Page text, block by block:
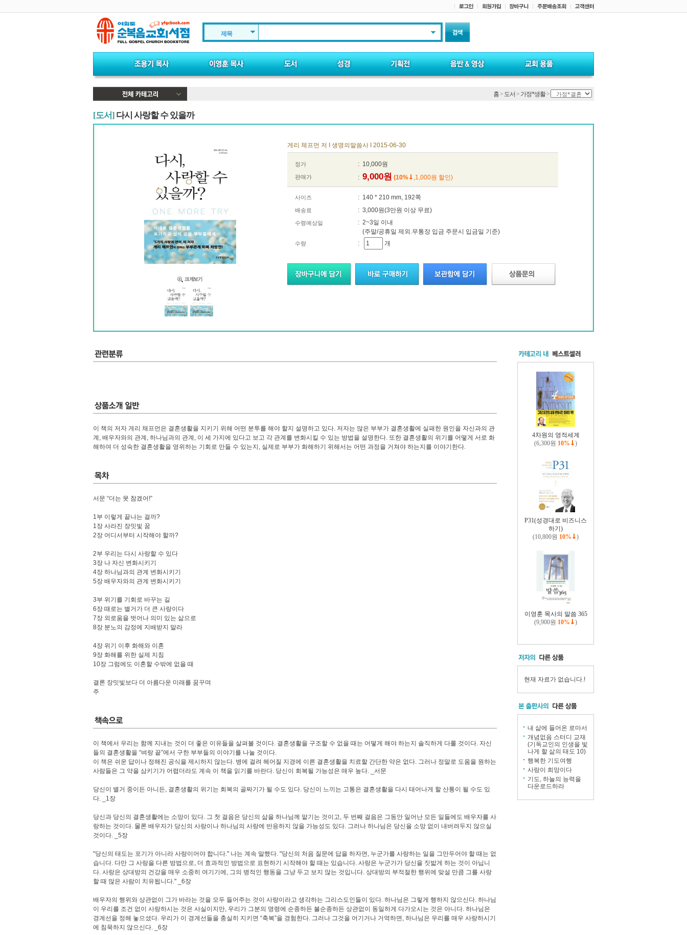
제목
홈> 도서 > 가정*생활>
[도서] 다시 사랑할 수 있을까
게리 체프먼 저 I 생명의말씀사 I 2015-06-30
정가 : 10,000원
판매가 : 9,000원 (10% ,1,000원 할인)
사이즈 : 140 * 210 mm, 192쪽
배송료 : 3,000원(3만원 이상 무료)
수령예상일
: 2~3일 이내
(주말/공휴일 제외.무통장 입금 주문시 입금일 기준)
수량 : 개
이 책의 저자 게리 채프먼은 결혼생활을 지키기 위해 어떤 분투를 해야 할지 설명하고 있다. 저자는 많은 부부가 결혼생활에 실패한 원인을 자신과의 관
계, 배우자와의 관계, 하나님과의 관계, 이 세 가지에 있다고 보고 각 관계를 변화시킬 수 있는 방법을 설명한다. 또한 결혼생활의 위기를 어떻게 서로 화
해하여 더 성숙한 결혼생활을 영위하는 기회로 만들 수 있는지, 실제로 부부가 화해하기 위해서는 어떤 과정을 거쳐야 하는지를 이야기한다.
서문 “더는 못 참겠어!”
1부 이렇게 끝나는 걸까?
1장 사라진 장밋빛 꿈
2장 어디서부터 시작해야 할까?
2부 우리는 다시 사랑할 수 있다
3장 나 자신 변화시키기
4장 하나님과의 관계 변화시키기
5장 배우자와의 관계 변화시키기
3부 위기를 기회로 바꾸는 길
6장 때로는 별거가 더 큰 사랑이다
7장 외로움을 벗어나 의미 있는 삶으로
8장 분노의 감정에 지배받지 말라
4장 위기 이후 화해와 이혼
9장 화해를 위한 실제 지침
10장 그럼에도 이혼할 수밖에 없을 때
결론 장밋빛보다 더 아름다운 미래를 꿈꾸며
주
이 책에서 우리는 함께 지내는 것이 더 좋은 이유들을 살펴볼 것이다. 결혼생활을 구조할 수 없을 때는 어떻게 해야 하는지 솔직하게 다룰 것이다. 자신
들의 결혼생활을 “벼랑 끝”에서 구한 부부들의 이야기를 나눌 것이다.
이 책은 쉬운 답이나 정해진 공식을 제시하지 않는다. 병에 걸려 헤어질 지경에 이른 결혼생활을 치료할 간단한 약은 없다. 그러나 정말로 도움을 원하는
사람들은 그 약을 삼키기가 어렵더라도 계속 이 책을 읽기를 바란다. 당신이 회복될 가능성은 매우 높다. _서문
당신이 별거 중이든 아니든, 결혼생활의 위기는 회복의 골짜기가 될 수도 있다. 당신이 느끼는 고통은 결혼생활을 다시 태어나게 할 산통이 될 수도 있
다. _1장
당신과 당신의 결혼생활에는 소망이 있다. 그 첫 걸음은 당신의 삶을 하나님께 맡기는 것이고, 두 번째 걸음은 그동안 일어난 모든 일들에도 배우자를 사
랑하는 것이다. 물론 배우자가 당신의 사랑이나 하나님의 사랑에 반응하지 않을 가능성도 있다. 그러나 하나님은 당신을 소망 없이 내버려두지 않으실
것이다. _5장
"당신의 태도는 포기가 아니라 사랑이어야 합니다." 나는 계속 말했다. "당신의 처음 질문에 답을 하자면, 누군가를 사랑하는 일을 그만두어야 할 때는 없
습니다. 다만 그 사랑을 다른 방법으로, 더 효과적인 방법으로 표현하기 시작해야 할 때는 있습니다. 사랑은 누군가가 당신을 짓밟게 하는 것이 아닙니
다. 사랑은 상대방의 건강을 매우 소중히 여기기에, 그의 병적인 행동을 그냥 두고 보지 않는 것입니다. 상대방의 부적절한 행위에 맞설 만큼 그를 사랑
할 때 많은 사람이 치유됩니다." _6장
배우자의 행위와 상관없이 그가 바라는 것을 모두 들어주는 것이 사랑이라고 생각하는 그리스도인들이 있다. 하나님은 그렇게 행하지 않으신다. 하나님
이 우리를 조건 없이 사랑하시는 것은 사실이지만, 우리가 그분의 명령에 순종하든 불순종하든 상관없이 동일하게 다가오시는 것은 아니다. 하나님은
경계선을 정해 놓으셨다. 우리가 이 경계선들을 충실히 지키면 “축복”을 경험한다. 그러나 그것을 어기거나 거역하면, 하나님은 우리를 매우 사랑하시기
에 침묵하지 않으신다. _6장
4차원의 영적세계
(6,300원 10% )
P31(성경대로 비즈니스
하기)
(10,800원 10% )
이영훈 목사의 말씀 365
(9,900원 10% )
현재 자료가 없습니다.!
내 삶에 들어온 로마서
개념없음 스터디 교재
(기독교인의 인생을 빛
나게 할 삶의 태도 10)
행복한 기도여행
사랑이 희망이다
기도, 하늘의 능력을
다운로드하라